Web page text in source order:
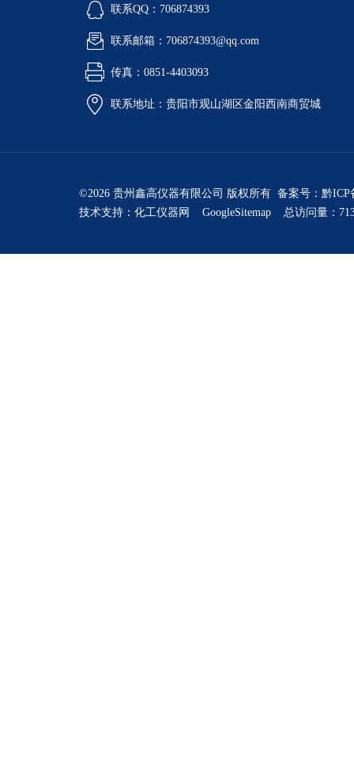
联系QQ：706874393
联系邮箱：706874393@qq.com
传真：0851-4403093
联系地址：贵阳市观山湖区金阳西南商贸城
©2026 贵州鑫高仪器有限公司 版权所有 备案号： 黔ICP
技术支持： 化工仪器网 GoogleSitemap 总访问量：